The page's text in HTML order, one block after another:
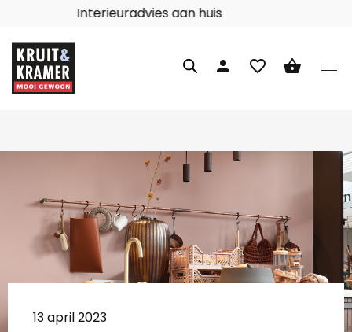
Interieuradvies aan huis
person favorite_border shopping_basket
13 april 2023